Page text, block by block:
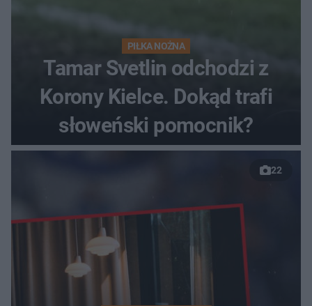
PIŁKA NOŻNA
Tamar Svetlin odchodzi z
Korony Kielce. Dokąd trafi
słoweński pomocnik?
22